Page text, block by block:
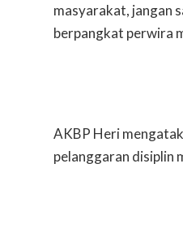
masyarakat, jangan
berpangkat perwira
AKBP Heri
pelanggaran disiplin